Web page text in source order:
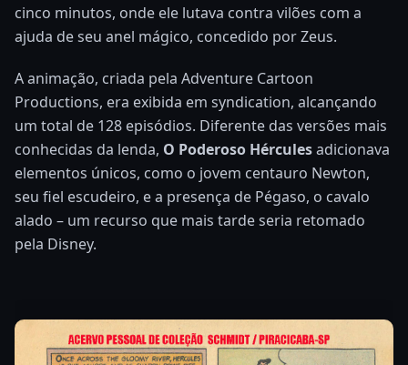
cinco minutos, onde ele lutava contra vilões com a
ajuda de seu anel mágico, concedido por Zeus.
A animação, criada pela Adventure Cartoon
Productions, era exibida em syndication, alcançando
um total de 128 episódios. Diferente das versões mais
conhecidas da lenda, O Poderoso Hérculesadicionava
elementos únicos, como o jovem centauro Newton,
seu fiel escudeiro, e a presença de Pégaso, o cavalo
alado – um recurso que mais tarde seria retomado
pela Disney.